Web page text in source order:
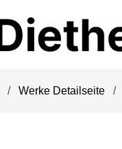
Werke Detailseite